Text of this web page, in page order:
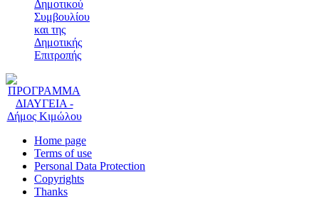
Δημοτικού
Συμβουλίου
και της
Δημοτικής
Επιτροπής
Home page
Terms of use
Personal Data Protection
Copyrights
Thanks